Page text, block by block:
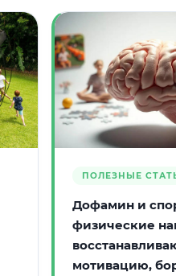
ПОЛЕЗНЫЕ
Дофамин и
физические
мотивацию,